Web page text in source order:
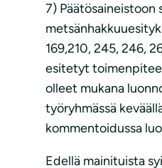
7) Päätösaineistoon
169,210, 245, 246,
esitetyt
olleet mukana
työryhmässä
kommentoidussa
Edellä mainituista